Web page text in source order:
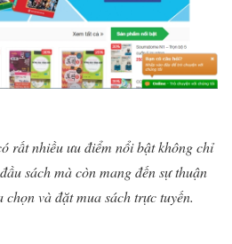
rất nhiều ưu điểm nổi bật không chỉ
sách mà còn mang đến sự thuận
và đặt mua sách trực tuyến.